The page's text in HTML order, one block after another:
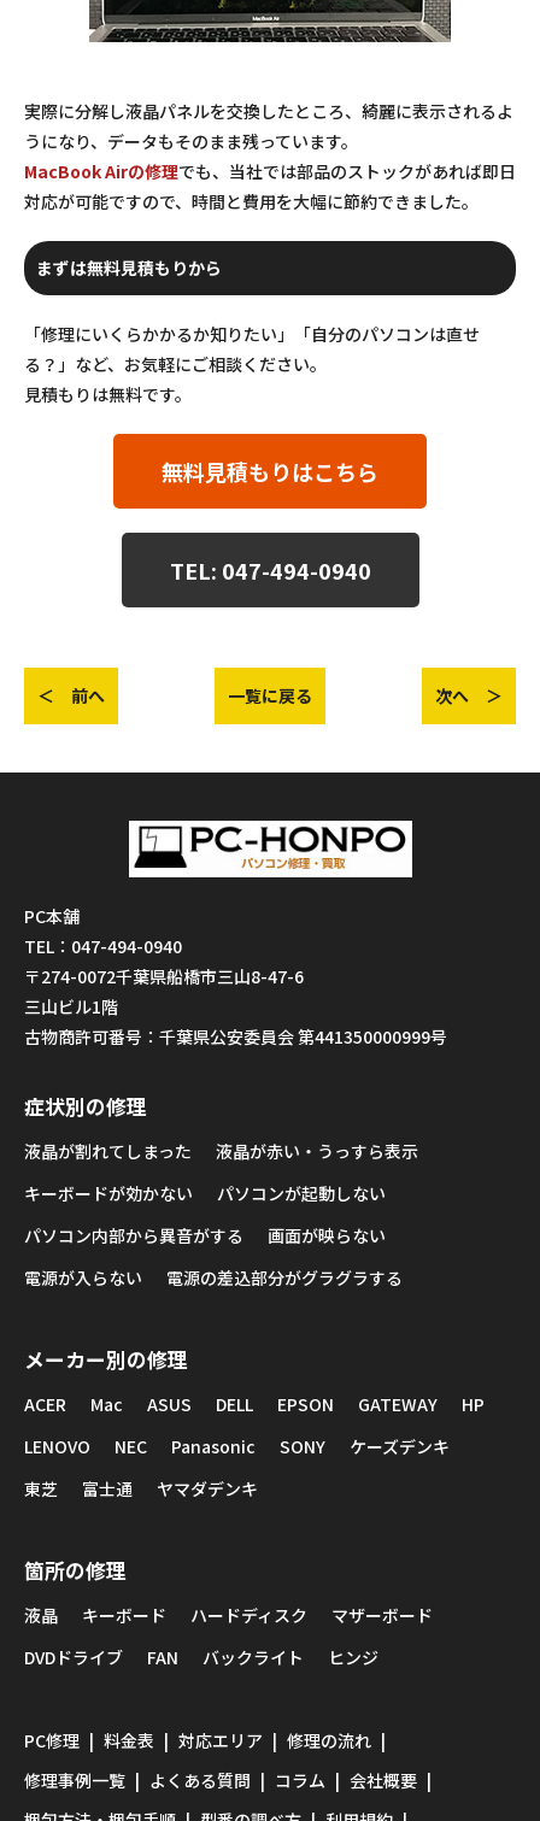
実際に分解し液晶パネルを交換したところ、綺麗に表示されるよ
うになり、データもそのまま残っています。
MacBook Airの修理でも、当社では部品のストックがあれば即日
対応が可能ですので、時間と費用を大幅に節約できました。
まずは無料見積もりから
「修理にいくらかかるか知りたい」「自分のパソコンは直せ
る？」など、お気軽にご相談ください。
見積もりは無料です。
無料見積もりはこちら
TEL: 047-494-0940
＜ 前へ 一覧に戻る 次へ ＞
PC本舗
TEL：047-494-0940
〒274-0072千葉県船橋市三山8-47-6
三山ビル1階
古物商許可番号：千葉県公安委員会 第441350000999号
症状別の修理
液晶が割れてしまった
液晶が赤い・うっすら表示
キーボードが効かない
パソコンが起動しない
パソコン内部から異音がする
画面が映らない
電源が入らない
電源の差込部分がグラグラする
メーカー別の修理
ACER Mac ASUS DELL EPSON GATEWAY
HP
LENOVO
NEC Panasonic SONY
ケーズデンキ
東芝
富士通 ヤマダデンキ
箇所の修理
液晶 キーボード ハードディスク
マザーボード
DVDドライブ
FAN バックライト ヒンジ
PC修理 料金表 対応エリア
修理の流れ
修理事例一覧
よくある質問 コラム
会社概要